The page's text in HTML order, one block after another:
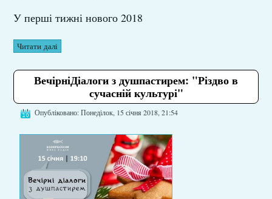
У перші тижні нового 2018
Читати далі
ВечірніДіалоги з душпастирем: "Різдво в
сучасній культурі"
Опубліковано: Понеділок, 15 січня 2018, 21:54